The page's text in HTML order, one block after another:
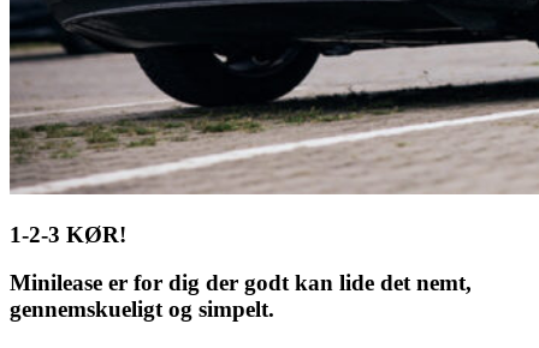
1-2-3 KØR!
Minilease er for dig der godt kan lide det nemt,
gennemskueligt og simpelt.